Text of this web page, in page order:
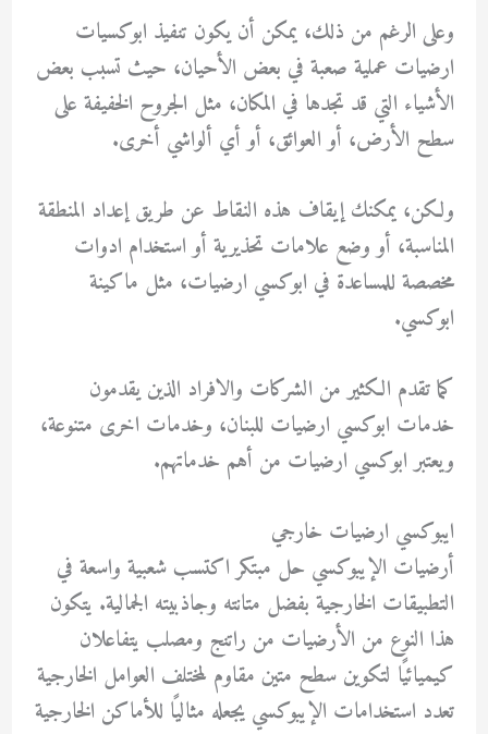
وعلى الرغم من ذلك، يمكن أن يكون تنفيذ ابوكسيات
ارضيات عملية صعبة في بعض الأحيان، حيث تسبب بعض
الأشياء التي قد تجدها في المكان، مثل الجروح الخفيفة على
سطح الأرض، أو العوائق، أو أي ألواشي أخرى.
ولكن، يمكنك إيقاف هذه النقاط عن طريق إعداد المنطقة
المناسبة، أو وضع علامات تحذيرية أو استخدام ادوات
مخصصة للمساعدة في ابوكسي ارضيات، مثل ماكينة
ابوكسي.
كما تقدم الكثير من الشركات والافراد الذين يقدمون
خدمات ابوكسي ارضيات للبنان، وخدمات اخرى متنوعة،
ويعتبر ابوكسي ارضيات من أهم خدماتهم.
ايبوكسي ارضيات خارجي
أرضيات الإيبوكسي حل مبتكر اكتسب شعبية واسعة في
التطبيقات الخارجية بفضل متانته وجاذبيته الجمالية. يتكون
هذا النوع من الأرضيات من راتنج ومصلب يتفاعلان
كيميائيًا لتكوين سطح متين مقاوم لمختلف العوامل الخارجية
تعدد استخدامات الإيبوكسي يجعله مثاليًا للأماكن الخارجية